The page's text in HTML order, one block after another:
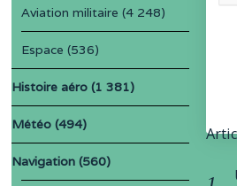
Aviation militaire (4 248)
Espace (536)
Histoire aéro (1 381)
Météo (494)
Navigation (560)